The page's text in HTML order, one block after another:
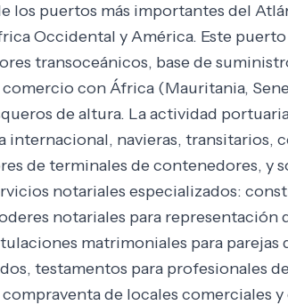
los puertos más importantes del
Occidental y América. Este puerto
transoceánicos, base de
con África (Mauritania,
de altura. La actividad
internacional, navieras, transitarios,
de terminales de contenedores, y
notariales especializados:
notariales para representación
matrimoniales para parejas
testamentos para profesionales
de locales comerciales